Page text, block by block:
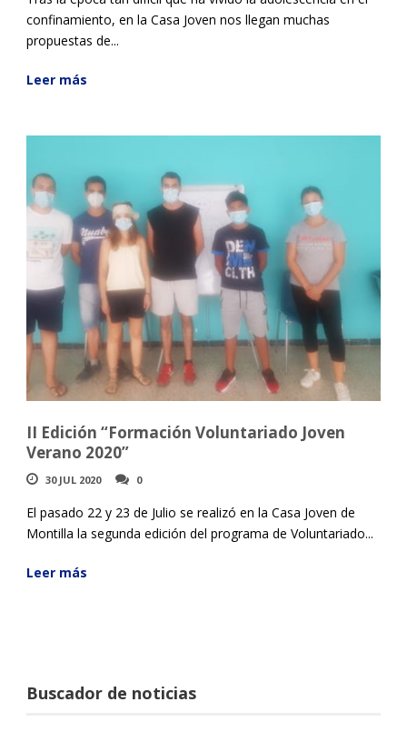
confinamiento, en la Casa Joven nos llegan muchas
propuestas de...
Leer más
II Edición “Formación Voluntariado Joven
Verano 2020”
30 JUL 2020 0
El pasado 22 y 23 de Julio se realizó en la Casa Joven de
Montilla la segunda edición del programa de Voluntariado...
Leer más
Buscador de noticias